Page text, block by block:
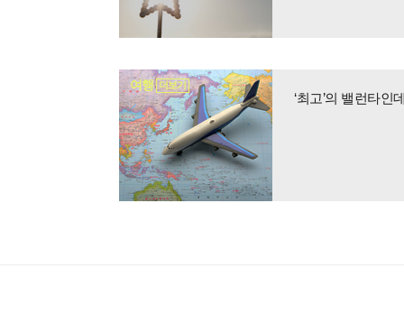
여행 더보기
‘최고’의 밸런타인